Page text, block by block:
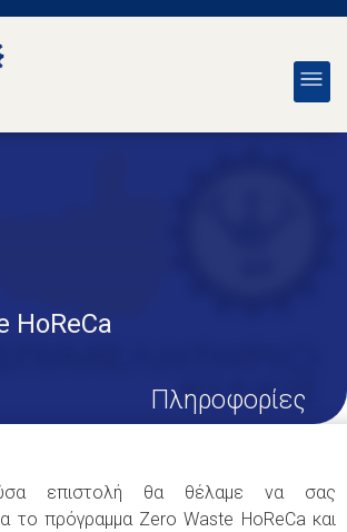
HoReCa
Πληροφορίες
επιστολή θα θέλαμε να σας
το πρόγραμμα Zero Waste HoReCa και